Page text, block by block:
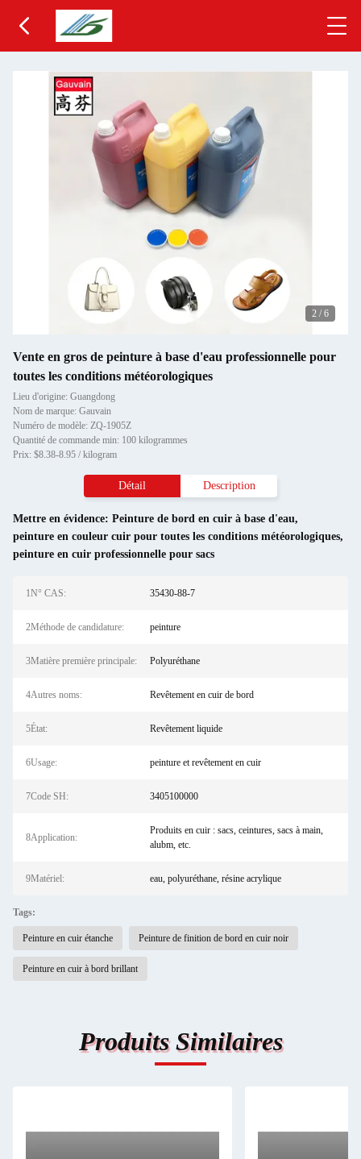
2 / 6
Vente en gros de peinture à base d'eau professionnelle pour
toutes les conditions météorologiques
Lieu d'origine: Guangdong
Nom de marque: Gauvain
Numéro de modèle: ZQ-1905Z
Quantité de commande min: 100 kilogrammes
Prix: $8.38-8.95 / kilogram
Détail Description
Mettre en évidence: Peinture de bord en cuir à base d'eau,
peinture en couleur cuir pour toutes les conditions météorologiques,
peinture en cuir professionnelle pour sacs
1N° CAS: 35430-88-7
2Méthode de candidature: peinture
3Matière première principale: Polyuréthane
4Autres noms: Revêtement en cuir de bord
5État: Revêtement liquide
6Usage: peinture et revêtement en cuir
7Code SH: 3405100000
8Application:
Produits en cuir : sacs, ceintures, sacs à main,
alubm, etc.
9Matériel: eau, polyuréthane, résine acrylique
Tags:
Peinture en cuir étanche Peinture de finition de bord en cuir noir
Peinture en cuir à bord brillant
Produits Similaires